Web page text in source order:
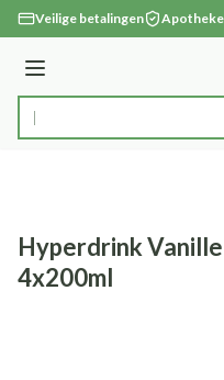
Ga naar de inhoud
Veilige betalingen
Menu
Product, merk, categorie...
Hyperdrink
4x200ml